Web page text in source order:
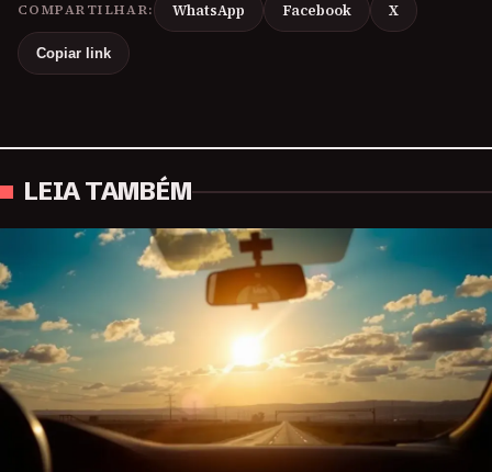
COMPARTILHAR: WhatsApp Facebook X
Copiar link
LEIA TAMBÉM